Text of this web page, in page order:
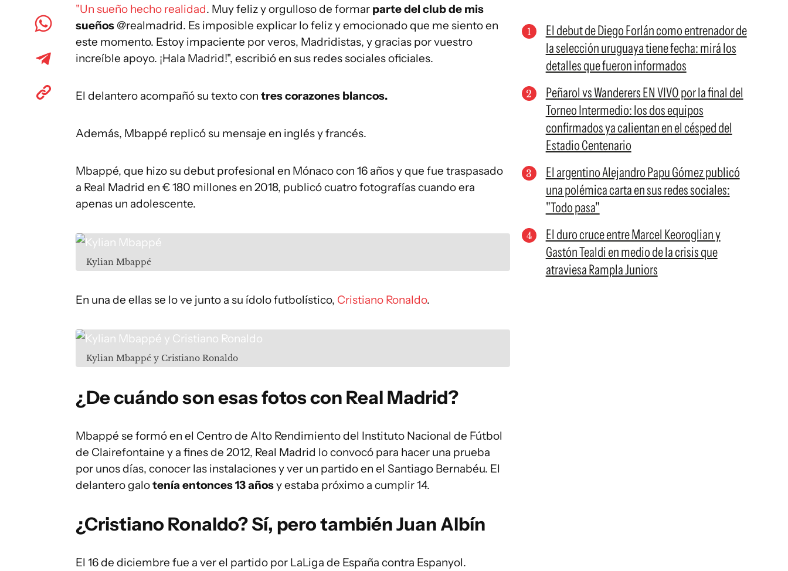
"Un sueño hecho realidad. Muy feliz y orgulloso de formar parte del club de mis
sueños @realmadrid. Es imposible explicar lo feliz y emocionado que me siento en
este momento. Estoy impaciente por veros, Madridistas, y gracias por vuestro
increíble apoyo. ¡Hala Madrid!", escribió en sus redes sociales oficiales.
El delantero acompañó su texto con tres corazones blancos.
Además, Mbappé replicó su mensaje en inglés y francés.
Mbappé, que hizo su debut profesional en Mónaco con 16 años y que fue traspasado
a Real Madrid en € 180 millones en 2018, publicó cuatro fotografías cuando era
apenas un adolescente.
Kylian Mbappé
En una de ellas se lo ve junto a su ídolo futbolístico, Cristiano Ronaldo.
Kylian Mbappé y Cristiano Ronaldo
¿De cuándo son esas fotos con Real Madrid?
Mbappé se formó en el Centro de Alto Rendimiento del Instituto Nacional de Fútbol
de Clairefontaine y a fines de 2012, Real Madrid lo convocó para hacer una prueba
por unos días, conocer las instalaciones y ver un partido en el Santiago Bernabéu. El
delantero galotenía entonces 13 añosy estaba próximo a cumplir 14.
¿Cristiano Ronaldo? Sí, pero también Juan Albín
El 16 de diciembre fue a ver el partido por LaLiga de España contra Espanyol.
El debut de Diego Forlán como entrenador de
la selección uruguaya tiene fecha: mirá los
detalles que fueron informados
Peñarol vs Wanderers EN VIVO por la final del
Torneo Intermedio: los dos equipos
confirmados ya calientan en el césped del
Estadio Centenario
El argentino Alejandro Papu Gómez publicó
una polémica carta en sus redes sociales:
"Todo pasa"
El duro cruce entre Marcel Keoroglian y
Gastón Tealdi en medio de la crisis que
atraviesa Rampla Juniors